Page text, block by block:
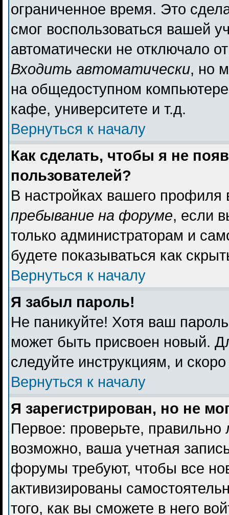
ограниченное время. Это
смог воспользоваться вашей
автоматически не отключало
Входить автоматически, но
на общедоступном
кафе, университете и т.д.
Вернуться к началу
Как сделать, чтобы я не
пользователей?
В настройках вашего
пребывание на форуме, если
только администраторам и
будете показываться как
Вернуться к началу
Я забыл пароль!
Не паникуйте! Хотя ваш
может быть присвоен новый.
следуйте инструкциям, и
Вернуться к началу
Я зарегистрирован, но не
Первое: проверьте,
возможно, ваша учетная
форумы требуют, чтобы все
активизированы
того, как вы сможете в него